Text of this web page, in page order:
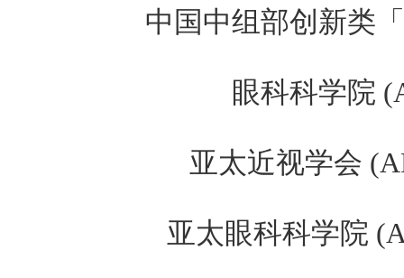
中国中组部创新类
眼科科学院
亚太近视学会
亚太眼科科学院